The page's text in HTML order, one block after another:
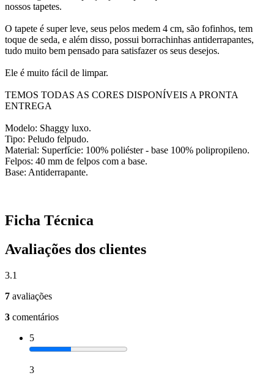
nossos tapetes.
O tapete é super leve, seus pelos medem 4 cm, são fofinhos, tem
toque de seda, e além disso, possui borrachinhas antiderrapantes,
tudo muito bem pensado para satisfazer os seus desejos.
Ele é muito fácil de limpar.
TEMOS TODAS AS CORES DISPONÍVEIS A PRONTA
ENTREGA
Modelo: Shaggy luxo.
Tipo: Peludo felpudo.
Material: Superfície: 100% poliéster - base 100% polipropileno.
Felpos: 40 mm de felpos com a base.
Base: Antiderrapante.
Ficha Técnica
Avaliações dos clientes
3.1
7 avaliações
3 comentários
5
3